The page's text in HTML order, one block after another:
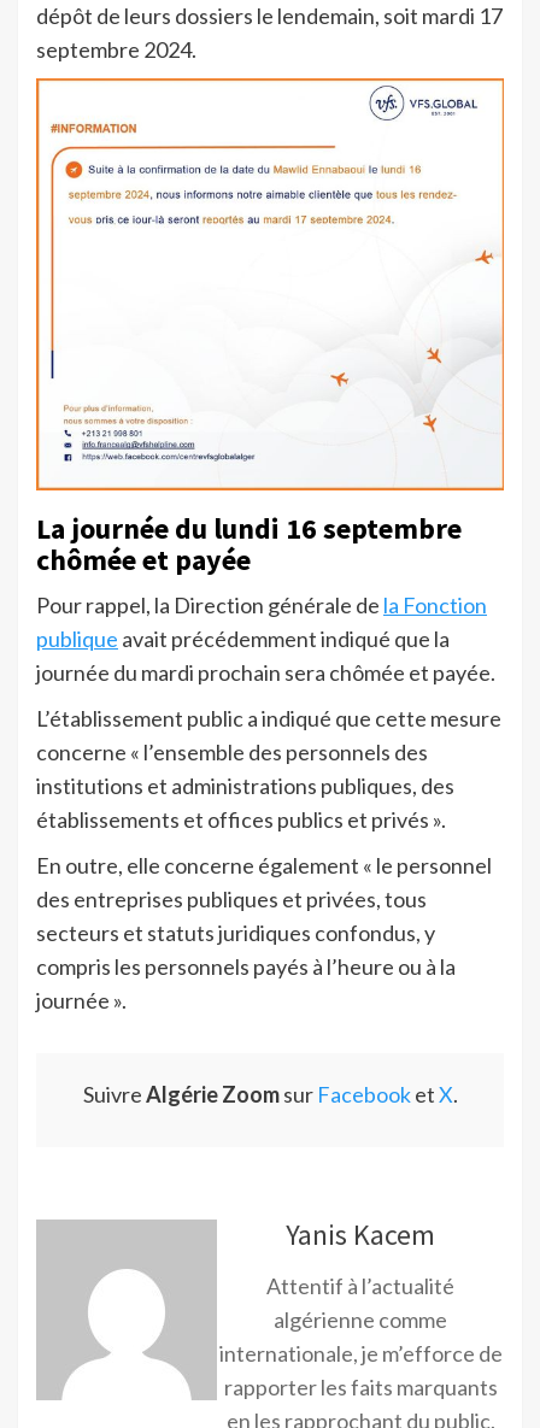
dépôt de leurs dossiers le lendemain, soit mardi 17
septembre 2024.
La journée du lundi 16 septembre
chômée et payée
Pour rappel, la Direction générale de la Fonction
publique avait précédemment indiqué que la
journée du mardi prochain sera chômée et payée.
L’établissement public a indiqué que cette mesure
concerne « l’ensemble des personnels des
institutions et administrations publiques, des
établissements et offices publics et privés ».
En outre, elle concerne également « le personnel
des entreprises publiques et privées, tous
secteurs et statuts juridiques confondus, y
compris les personnels payés à l’heure ou à la
journée ».
SuivreAlgérie Zoomsur FacebooketX.
Yanis Kacem
Attentif à l’actualité
algérienne comme
internationale, je m’efforce de
rapporter les faits marquants
en les rapprochant du public.